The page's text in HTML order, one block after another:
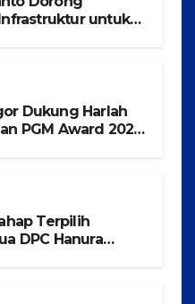
untuk
Dukung Harlah
PGM Award 2026,
Terpilih
DPC Hanura